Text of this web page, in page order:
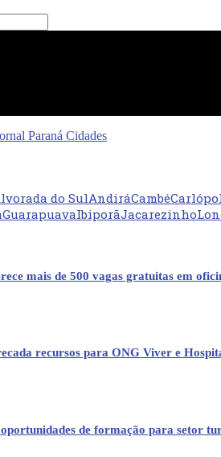
do SulAndiráCambé
GuarapuavaIbiporãJacarezinho
mais de 500 vagas gratuitas em
recursos para ONG Viver e
de formação para setor